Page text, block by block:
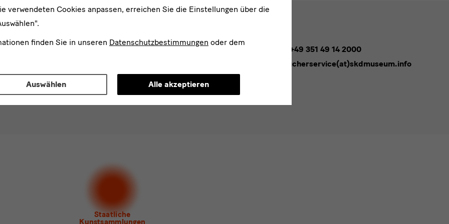
verwendeten Cookies anpassen, erreichen Sie die Einstellungen über die
finden Sie in unseren Datenschutzbestimmungen oder dem
Auswählen Alle akzeptieren
Anmelden
der Staatlichen Kunstsammlungen Dresden
Museum für Sächsische Volkskunst
Tel. +49 351 49 14 2000
besucherservice(at)skdmuseum.info
Staatliche
Kunstsammlungen